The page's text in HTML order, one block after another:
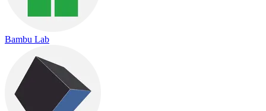
Bambu Lab